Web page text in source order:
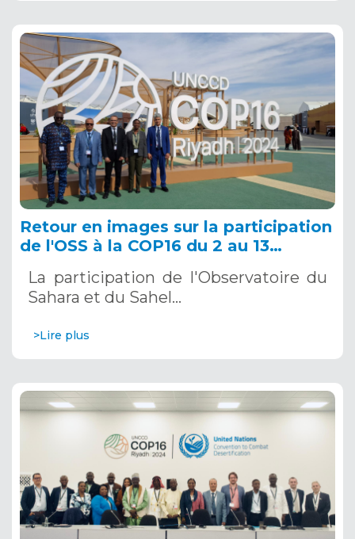
Retour en images sur la participation
de l'OSS à la COP16 du 2 au 13
Saoudite
La participation de l'Observatoire du
Sahara et du Sahel…
>Lire plus